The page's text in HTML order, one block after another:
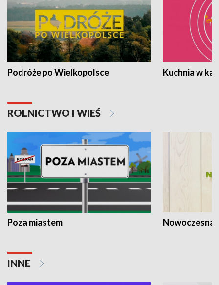
Podróże po Wielkopolsce Kuchnia w
ROLNICTWO I WIEŚ
Poza miastem Nowoczesna
INNE